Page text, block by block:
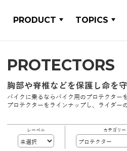
PRODUCT TOPICS
PROTECTORS
胸部や脊椎などを保護し命を
バイクに乗るならバイク用のプロテクター
プロテクターをラインナップし、ライダー
レーベル カテゴリー